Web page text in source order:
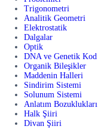
Trigonometri
Analitik Geometri
Elektrostatik
Dalgalar
Optik
DNA ve Genetik Kod
Organik Bileşikler
Maddenin Halleri
Sindirim Sistemi
Solunum Sistemi
Anlatım Bozuklukları
Halk Şiiri
Divan Şiiri